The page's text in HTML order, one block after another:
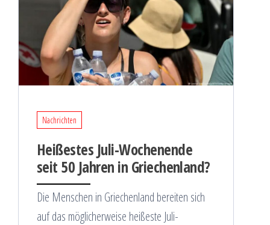
Nachrichten
Heißestes Juli-Wochenende
seit 50 Jahren in Griechenland?
Die Menschen in Griechenland bereiten sich
auf das möglicherweise heißeste Juli-